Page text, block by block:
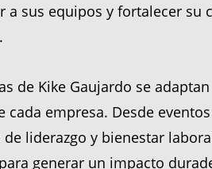
a sus equipos y fortalecer su
de Kike Gaujardo se
cada empresa. Desde
de liderazgo y bienestar
generar un impacto